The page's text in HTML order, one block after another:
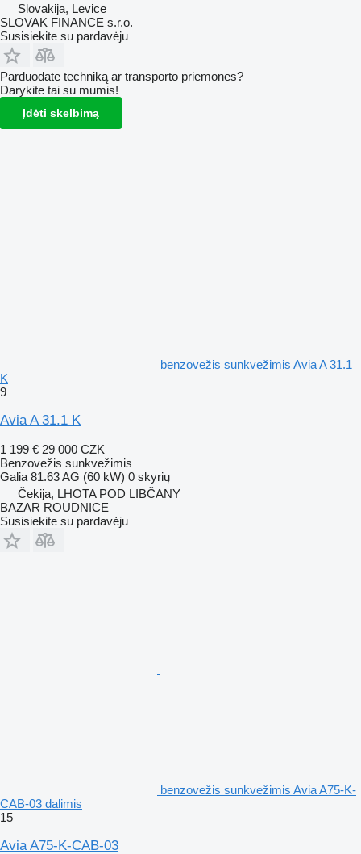
Slovakija, Levice
SLOVAK FINANCE s.r.o.
Susisiekite su pardavėju
Parduodate techniką ar transporto priemones?
Darykite tai su mumis!
Įdėti skelbimą
benzovežis sunkvežimis Avia A 31.1
K
9
Avia A 31.1 K
1 199 € 29 000 CZK
Benzovežis sunkvežimis
Galia 81.63 AG (60 kW) 0 skyrių
Čekija, LHOTA POD LIBČANY
BAZAR ROUDNICE
Susisiekite su pardavėju
benzovežis sunkvežimis Avia A75-K-
CAB-03 dalimis
15
Avia A75-K-CAB-03